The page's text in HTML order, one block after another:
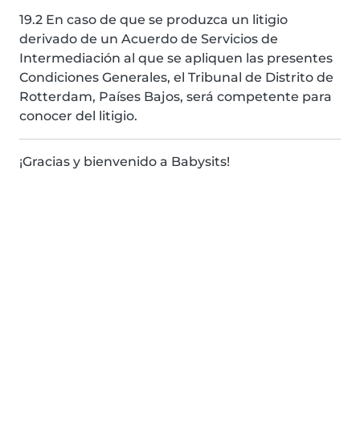
19.2 En caso de que se produzca un litigio
derivado de un Acuerdo de Servicios de
Intermediación al que se apliquen las presentes
Condiciones Generales, el Tribunal de Distrito de
Rotterdam, Países Bajos, será competente para
conocer del litigio.
¡Gracias y bienvenido a Babysits!